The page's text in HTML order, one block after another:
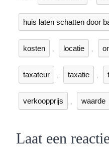
huis laten schatten door
kosten locatie
taxateur taxatie
verkoopprijs waarde
Laat een